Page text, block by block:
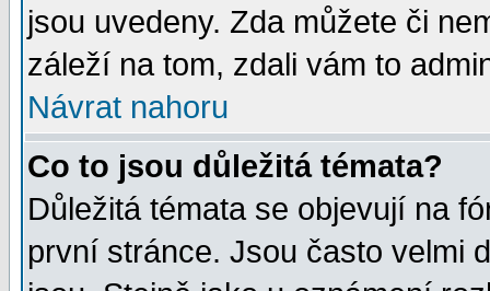
jsou uvedeny. Zda můžete či
záleží na tom, zdali vám to
Návrat nahoru
Co to jsou důležitá témata?
Důležitá témata se objevují na
první stránce. Jsou často velmi